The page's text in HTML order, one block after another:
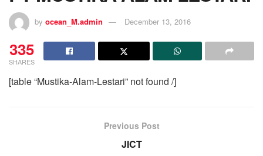
by ocean_M.admin December 13, 2016
335
SHARES
[table “Mustika-Alam-Lestari” not found /]
Previous Post
JICT